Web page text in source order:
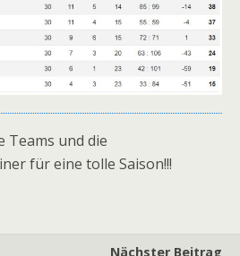
Teams und die
für eine tolle Saison!!!
Nächster Beitrag